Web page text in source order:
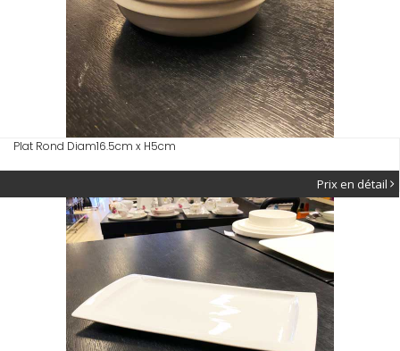
Plat Rond Diam16.5cm x H5cm
Prix en détail